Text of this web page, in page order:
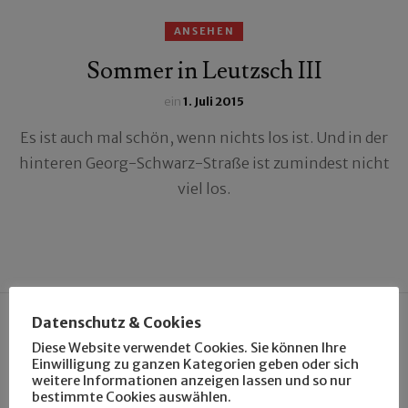
ANSEHEN
Sommer in Leutzsch III
ein1. Juli 2015
Es ist auch mal schön, wenn nichts los ist. Und in der
hinteren Georg-Schwarz-Straße ist zumindest nicht
viel los.
Suchen
nach:
Datenschutz & Cookies
Diese Website verwendet Cookies. Sie können Ihre
Einwilligung zu ganzen Kategorien geben oder sich
weitere Informationen anzeigen lassen und so nur
bestimmte Cookies auswählen.